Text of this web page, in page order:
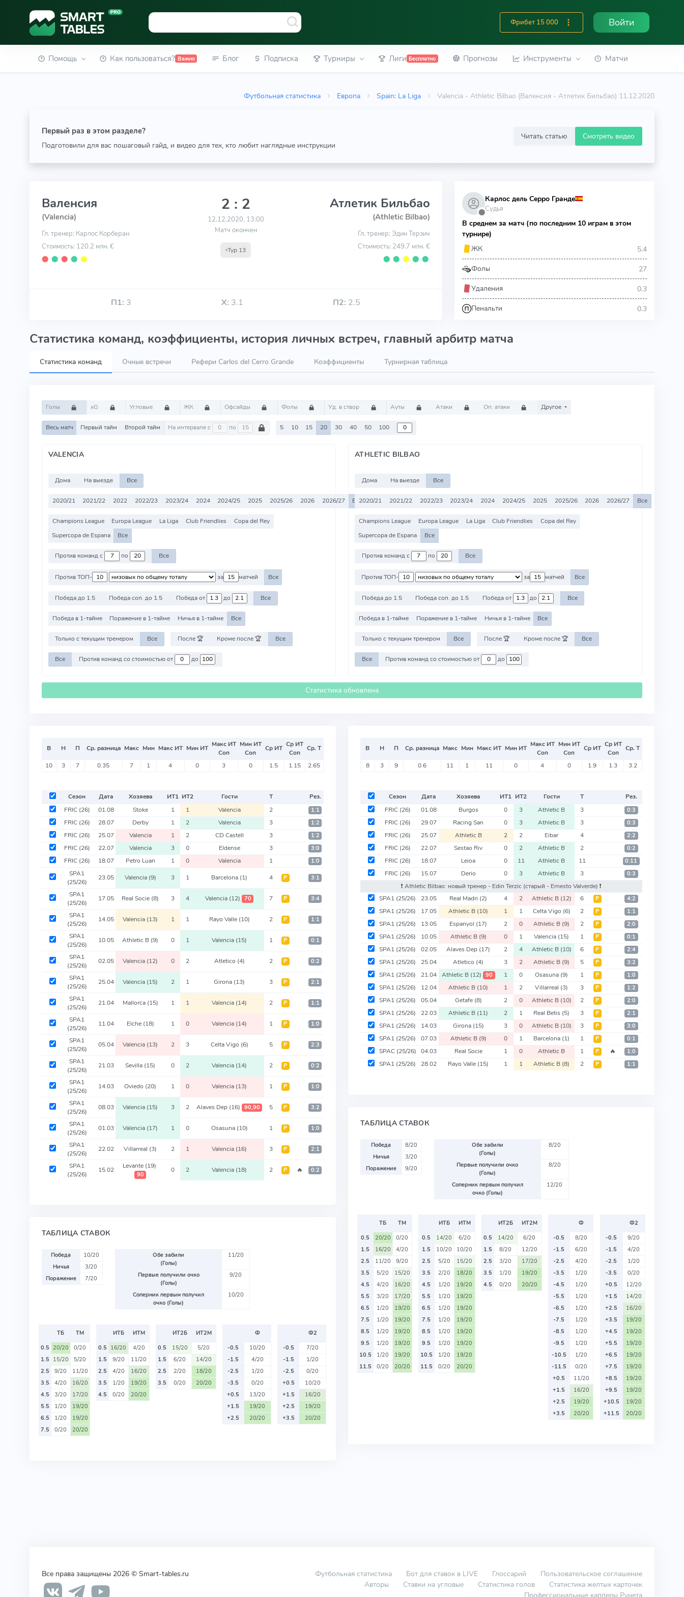
Фрибет 15 000 Войти
Помощь Как пользоваться? Важно Блог Подписка Турниры Лиги Бесплатно Прогнозы Инструменты Матчи
Футбольная статистика Европа Spain: La Liga Valencia - Athletic Bilbao (Валенсия - Атлетик Бильбао) 11.12.2020
Первый раз в этом разделе?
Подготовили для вас пошаговый гайд, и видео для тех, кто любит наглядные инструкции
Читать статью Смотреть видео
Валенсия
(Valencia)
Гл. тренер: Карлос Корберан
Стоимость: 120.2 млн. €
⬤ ⬤ ⬤ ⬤ ⬤
2 : 2
12.12.2020, 13:00
Матч окончен
Тур 13
Атлетик Бильбао
(Athletic Bilbao)
Гл. тренер: Эдин Терзич
Стоимость: 249.7 млн. €
⬤ ⬤ ⬤ ⬤ ⬤
П1: 3 Х: 3.1 П2: 2.5
⬤
Карлос дель Серро Гранде
Судья
В среднем за матч (по последним 10 играм в этом
турнире)
ЖК
5.4
Фолы 27
Удаления 0.3
Пенальти 0.3
Статистика команд, коэффициенты, история личных встреч, главный арбитр матча
Статистика команд Очные встречи Рефери Carlos del Cerro Grande Коэффициенты Турнирная таблица
Голы xG Угловые ЖК Офсайды Фолы Уд. в створ Ауты Атаки Оп. атаки Другое
Весь матч Первый тайм Второй тайм На интервале с по 5 10 15 20 30 40 50 100
VALENCIA
Дома На выезде Все
2020/21 2021/22 2022 2022/23 2023/24 2024 2024/25 2025 2025/26 2026 2026/27 Все
Champions League Europa League La Liga Club Friendlies
Copa del Rey
Supercopa de Espana
Все
Против команд с по Все
Против ТОП- за матчей Все
Победа до 1.5 Победа соп. до 1.5 Победа от до Все
Победа в 1-тайме Поражение в 1-тайме Ничья в 1-тайме Все
Только с текущим тренером Все После 🏆 Кроме после 🏆 Все
Все Против команд со стоимостью от до
ATHLETIC BILBAO
Дома На выезде Все
2020/21 2021/22 2022/23 2023/24 2024 2024/25 2025 2025/26 2026 2026/27 Все
Champions League Europa League La Liga Club Friendlies
Copa del Rey
Supercopa de Espana
Все
Против команд с по Все
Против ТОП- за матчей Все
Победа до 1.5 Победа соп. до 1.5 Победа от до Все
Победа в 1-тайме Поражение в 1-тайме Ничья в 1-тайме Все
Только с текущим тренером Все После 🏆 Кроме после 🏆 Все
Все Против команд со стоимостью от до
Статистика обновлена
В Н П Ср. разница Макс Мин Макс ИТ Мин ИТ Макс ИТ
Соп
Мин ИТ
Соп
Ср ИТ Ср ИТ
Соп
Ср. Т
10 3 7 0.35 7 1 4 0 3 0 1.5 1.15 2.65
Сезон Дата Хозяева ИТ1 ИТ2 Гости Т
Рез.
FRIC (26) 01.08 Stoke 1 1 Valencia 2 1:1
FRIC (26) 28.07 Derby 1 2 Valencia 3 1:2
FRIC (26) 25.07 Valencia 1 2 CD Castell 3 1:2
FRIC (26) 22.07 Valencia 3 0 Eldense 3 3:0
FRIC (26) 18.07 Petro Luan 1 0 Valencia 1 1:0
SPA1
(25/26)
23.05 Valencia (9) 3 1 Barcelona (1) 4 Р 3:1
SPA1
(25/26)
17.05 Real Socie (8) 3 4 Valencia (12) 70 7 Р 3:4
SPA1
(25/26)
14.05 Valencia (13) 1 1 Rayo Valle (10) 2 Р 1:1
SPA1
(25/26)
10.05 Athletic B (9) 0 1 Valencia (15) 1 Р 0:1
SPA1
(25/26)
02.05 Valencia (12) 0 2 Atletico (4) 2 Р 0:2
SPA1
(25/26)
25.04 Valencia (15) 2 1 Girona (13) 3 Р 2:1
SPA1
(25/26)
21.04 Mallorca (15) 1 1 Valencia (14) 2 Р 1:1
SPA1
(25/26)
11.04 Elche (18) 1 0 Valencia (14) 1 Р 1:0
SPA1
(25/26)
05.04 Valencia (13) 2 3 Celta Vigo (6) 5 Р 2:3
SPA1
(25/26)
21.03 Sevilla (15) 0 2 Valencia (14) 2 Р 0:2
SPA1
(25/26)
14.03 Oviedo (20) 1 0 Valencia (13) 1 Р 1:0
SPA1
(25/26)
08.03 Valencia (15) 3 2 Alaves Dep (16) 90,90 5 Р 3:2
SPA1
(25/26)
01.03 Valencia (17) 1 0 Osasuna (10) 1 Р 1:0
SPA1
(25/26)
22.02 Villarreal (3) 2 1 Valencia (16) 3 Р 2:1
SPA1
(25/26)
15.02 Levante (19)
90
0 2 Valencia (18) 2 Р 🔥 0:2
ТАБЛИЦА СТАВОК
Победа
10/20
Ничья
3/20
Поражение
7/20
Обе забили
(Голы)
11/20
Первые получили очко
(Голы)
9/20
Соперник первым получил
очко (Голы)
10/20
ТБ
ТМ
0.5 20/20
0/20
1.5 15/20
5/20
2.5
9/20
11/20
3.5
4/20
16/20
4.5
3/20
17/20
5.5
1/20
19/20
6.5
1/20
19/20
7.5
0/20 20/20
ИТБ
ИТМ
0.5 16/20
4/20
1.5
9/20
11/20
2.5
4/20
16/20
3.5
1/20
19/20
4.5
0/20 20/20
ИТ2Б
ИТ2М
0.5
15/20
5/20
1.5
6/20
14/20
2.5
2/20
18/20
3.5
0/20 20/20
Ф
-0.5
10/20
-1.5
4/20
-2.5
1/20
-3.5
0/20
+0.5
13/20
+1.5
19/20
+2.5
20/20
Ф2
-0.5
7/20
-1.5
1/20
-2.5
0/20
+0.5
10/20
+1.5
16/20
+2.5
19/20
+3.5
20/20
В Н П Ср. разница Макс Мин Макс ИТ Мин ИТ Макс ИТ
Соп
Мин ИТ
Соп
Ср ИТ Ср ИТ
Соп
Ср. Т
8 3 9 0.6 11 1 11 0 4 0 1.9 1.3 3.2
Сезон Дата Хозяева ИТ1 ИТ2 Гости Т
Рез.
FRIC (26) 01.08 Burgos 0 3 Athletic B 3 0:3
FRIC (26) 29.07 Racing San 0 3 Athletic B 3 0:3
FRIC (26) 25.07 Athletic B 2 2 Eibar 4 2:2
FRIC (26) 22.07 Sestao Riv 0 2 Athletic B 2 0:2
FRIC (26) 18.07 Leioa 0 11 Athletic B 11 0:11
FRIC (26) 15.07 Derio 0 3 Athletic B 3 0:3
❗️ Athletic Bilbao: новый тренер - Edin Terzic (старый - Ernesto Valverde) ❗️
SPA1 (25/26) 23.05 Real Madri (2) 4 2 Athletic B (12) 6 Р 4:2
SPA1 (25/26) 17.05 Athletic B (10) 1 1 Celta Vigo (6) 2 Р 1:1
SPA1 (25/26) 13.05 Espanyol (17) 2 0 Athletic B (9) 2 Р 2:0
SPA1 (25/26) 10.05 Athletic B (9) 0 1 Valencia (15) 1 Р 0:1
SPA1 (25/26) 02.05 Alaves Dep (17) 2 4 Athletic B (10) 6 Р 2:4
SPA1 (25/26) 25.04 Atletico (4) 3 2 Athletic B (9) 5 Р 3:2
SPA1 (25/26) 21.04 Athletic B (12) 90 1 0 Osasuna (9) 1 Р 1:0
SPA1 (25/26) 12.04 Athletic B (10) 1 2 Villarreal (3) 3 Р 1:2
SPA1 (25/26) 05.04 Getafe (8) 2 0 Athletic B (10) 2 Р 2:0
SPA1 (25/26) 22.03 Athletic B (11) 2 1 Real Betis (5) 3 Р 2:1
SPA1 (25/26) 14.03 Girona (15) 3 0 Athletic B (10) 3 Р 3:0
SPA1 (25/26) 07.03 Athletic B (9) 0 1 Barcelona (1) 1 Р 0:1
SPAC (25/26) 04.03 Real Socie 1 0 Athletic B 1 Р 🔥 1:0
SPA1 (25/26) 28.02 Rayo Valle (15) 1 1 Athletic B (8) 2 Р 1:1
ТАБЛИЦА СТАВОК
Победа
8/20
Ничья
3/20
Поражение
9/20
Обе забили
(Голы)
8/20
Первые получили очко
(Голы)
8/20
Соперник первым получил
очко (Голы)
12/20
ТБ
ТМ
0.5
20/20
0/20
1.5
16/20
4/20
2.5
11/20
9/20
3.5
5/20
15/20
4.5
4/20
16/20
5.5
3/20
17/20
6.5
1/20
19/20
7.5
1/20
19/20
8.5
1/20
19/20
9.5
1/20
19/20
10.5
1/20
19/20
11.5
0/20 20/20
ИТБ
ИТМ
0.5
14/20
6/20
1.5
10/20
10/20
2.5
5/20
15/20
3.5
2/20
18/20
4.5
1/20
19/20
5.5
1/20
19/20
6.5
1/20
19/20
7.5
1/20
19/20
8.5
1/20
19/20
9.5
1/20
19/20
10.5
1/20
19/20
11.5
0/20 20/20
ИТ2Б
ИТ2М
0.5
14/20
6/20
1.5
8/20
12/20
2.5
3/20
17/20
3.5
1/20
19/20
4.5
0/20 20/20
Ф
-0.5
8/20
-1.5
6/20
-2.5
4/20
-3.5
1/20
-4.5
1/20
-5.5
1/20
-6.5
1/20
-7.5
1/20
-8.5
1/20
-9.5
1/20
-10.5
1/20
-11.5
0/20
+0.5
11/20
+1.5
16/20
+2.5
19/20
+3.5
20/20
Ф2
-0.5
9/20
-1.5
4/20
-2.5
1/20
-3.5
0/20
+0.5
12/20
+1.5
14/20
+2.5
16/20
+3.5
19/20
+4.5
19/20
+5.5
19/20
+6.5
19/20
+7.5
19/20
+8.5
19/20
+9.5
19/20
+10.5
19/20
+11.5
20/20
Все права защищены 2026 © Smart-tables.ru Футбольная статистика Бот для ставок в LIVE Глоссарий
Пользовательское соглашение
Авторы
Ставки на угловые Статистика голов
Статистика желтых карточек